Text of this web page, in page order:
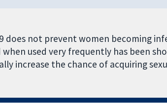
does not prevent women becoming
used very frequently has been
increase the chance of acquiring